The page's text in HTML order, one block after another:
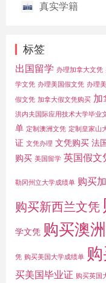
真实学籍
标签
出国留学 办理加拿大文凭
学文凭 办理美国假文凭 办理
假文凭 加拿大假文凭购买 加
洪内夫国际应用技术大学毕业
单 定制澳洲文凭 定制皇家山
证 文凭办理 文凭购买 法
购买 美国留学 英国假文
勒冈州立大学成绩单 购买
购买新西兰文凭
学文凭 购买澳
凭 购买美国大学成绩单
买美国毕业证 购买英国